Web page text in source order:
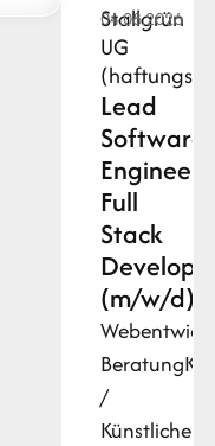
Stallgrün
UG
Lead
Software
Engineer
Full
Stack
(m/w/d)
04.08.2026
BeratungKI
/
Künstliche